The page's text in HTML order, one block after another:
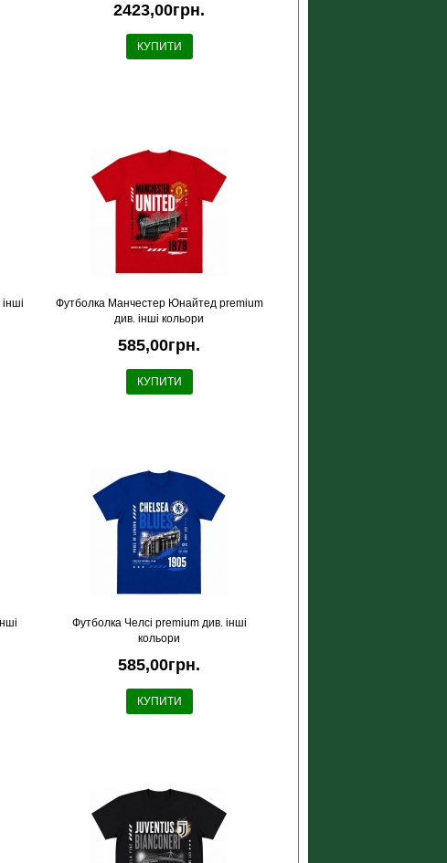
2423,00грн.
КУПИТИ
Футболка Манчестер Юнайтед premium
див. інші кольори
585,00грн.
КУПИТИ
Футболка Челсі premium див. інші
кольори
585,00грн.
КУПИТИ